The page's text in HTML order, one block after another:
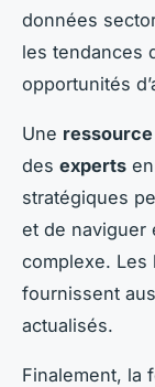
données
les tendances
opportunités
Une
des experts
stratégiques
et de naviguer
complexe. Les
fournissent
actualisés.
Finalement, la